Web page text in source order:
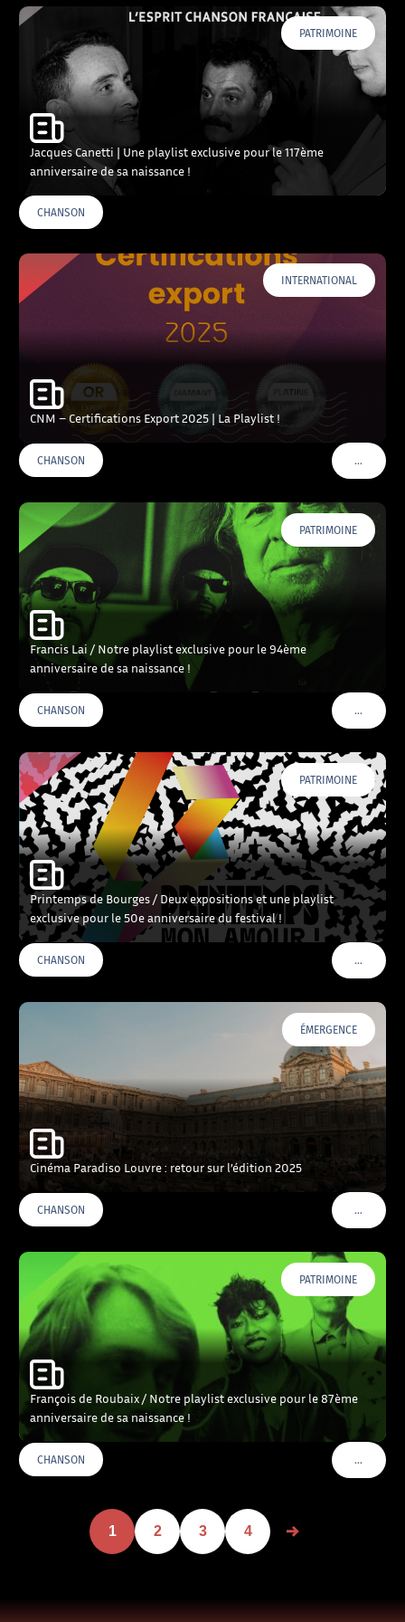
PATRIMOINE
Jacques Canetti | Une playlist exclusive pour le 117ème
anniversaire de sa naissance !
CHANSON
INTERNATIONAL
CNM – Certifications Export 2025 | La Playlist !
CHANSON …VOIR
PATRIMOINE
Francis Lai / Notre playlist exclusive pour le 94ème
anniversaire de sa naissance !
CHANSON …VOIR
PATRIMOINE
Printemps de Bourges / Deux expositions et une playlist
exclusive pour le 50e anniversaire du festival !
CHANSON …VOIR
ÉMERGENCE
Cinéma Paradiso Louvre : retour sur l’édition 2025
CHANSON …VOIR
PATRIMOINE
François de Roubaix / Notre playlist exclusive pour le 87ème
anniversaire de sa naissance !
CHANSON …VOIR
1 2 3 4